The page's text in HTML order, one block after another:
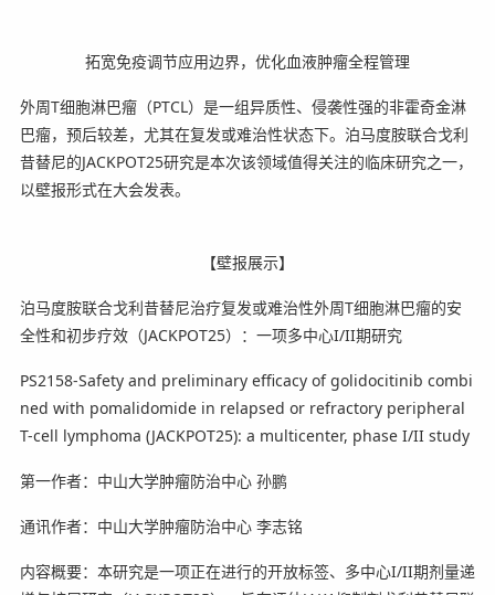
拓宽免疫调节应用边界，优化血液肿瘤全程管理
外周T细胞淋巴瘤（PTCL）是一组异质性、侵袭性强的非霍奇金淋
巴瘤，预后较差，尤其在复发或难治性状态下。泊马度胺联合戈利
昔替尼的JACKPOT25研究是本次该领域值得关注的临床研究之一，
以壁报形式在大会发表。
【壁报展示】
泊马度胺联合戈利昔替尼治疗复发或难治性外周T细胞淋巴瘤的安
全性和初步疗效（JACKPOT25）：一项多中心I/II期研究
PS2158-Safety and preliminary efficacy of golidocitinib combi
ned with pomalidomide in relapsed or refractory peripheral
T-cell lymphoma (JACKPOT25): a multicenter, phase I/II study
第一作者：中山大学肿瘤防治中心 孙鹏
通讯作者：中山大学肿瘤防治中心 李志铭
内容概要：本研究是一项正在进行的开放标签、多中心I/II期剂量递